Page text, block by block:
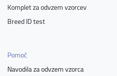
Komplet za odvzem vzorcev
Breed ID test
Pomoč
Navodila za odvzem vzorca